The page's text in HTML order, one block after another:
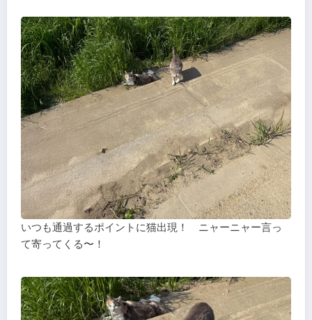
いつも通過するポイントに猫出現！ ニャーニャー言っ
て寄ってくる〜！